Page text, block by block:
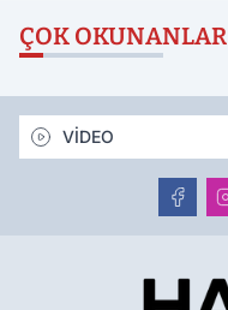
ÇOK OKUNANLAR
VİDEO